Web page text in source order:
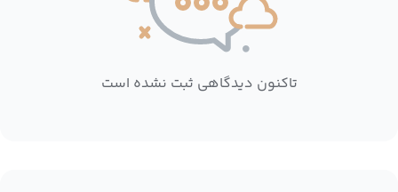
تاکنون دیدگاهی ثبت نشده است